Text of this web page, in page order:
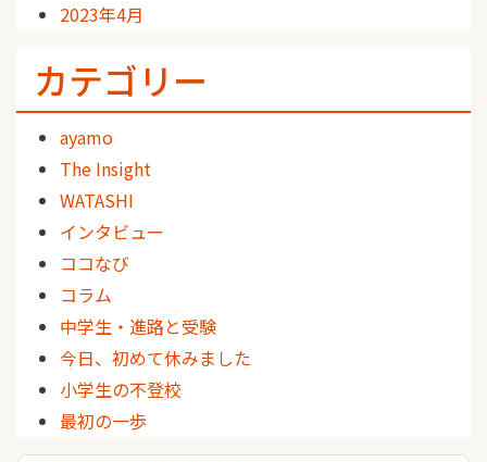
2023年4月
カテゴリー
ayamo
The Insight
WATASHI
インタビュー
ココなび
コラム
中学生・進路と受験
今日、初めて休みました
小学生の不登校
最初の一歩